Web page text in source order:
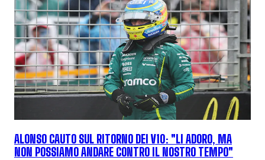
ALONSO CAUTO SUL RITORNO DEI V10: "LI ADORO, MA
NON POSSIAMO ANDARE CONTRO IL NOSTRO TEMPO"